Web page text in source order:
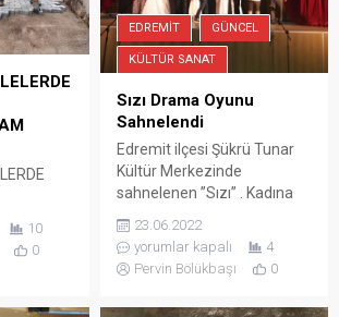
ilçe
10
0
EDREMIT GÜNCEL
KÜLTÜR SANAT
Sızı Drama Oyunu
Sahnelendi
Edremit ilçesi Şükrü Tunar
Kültür Merkezinde
sahnelenen ”Sızı” . Kadına
beğeniyle izlenen tek
perdelik dram oyununu CHP
Balıkesir İl Başkan Yardımcı
23.06.2022
yorumlar kapalı
4
Pervin Bölükbaşı
0